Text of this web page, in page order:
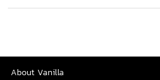
About Vanilla